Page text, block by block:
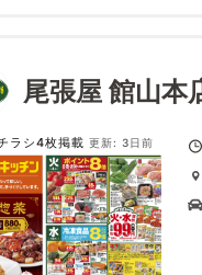
尾張屋 館山本
ラシ4枚掲載 更新: 3日前